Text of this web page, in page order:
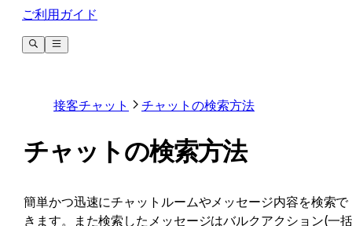
ご利用ガイド
接客チャット チャットの検索方法
チャットの検索方法
簡単かつ迅速にチャットルームやメッセージ内容を検索で
きます。また検索したメッセージはバルクアクション(一